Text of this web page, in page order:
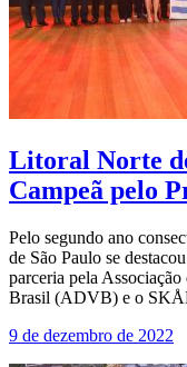
Litoral Norte
Campeã pelo
Pelo segundo ano
de São Paulo se
parceria pela
Brasil (ADVB) e o
9 de dezembro de 2022